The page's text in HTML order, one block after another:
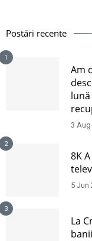
Postări recente
1
Am
3
2
8K
5 Jun
3
La